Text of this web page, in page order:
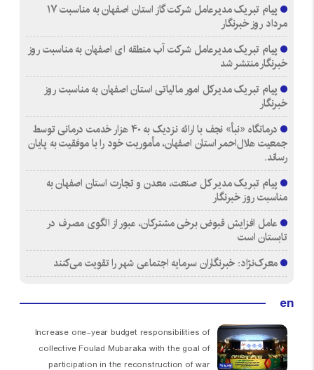
پیام تبریک مدیرعامل شرکت گاز استان اصفهان به مناسبت ۱۷
مرداد روز خبرنگار
پیام تبریک مدیرعامل شرکت آب منطقه ای اصفهان به مناسبت روز
خبرنگار منتشر شد
پیام تبریک مدیرکل امور مالیاتی استان اصفهان به مناسبت روز
خبرنگار
درمانگاه «نبأ» نجف با ارائه نزدیک به ۴۰ هزار خدمت درمانی توسط
جمعیت هلال‌احمر استان اصفهان، مأموریت خود را با موفقیت به پایان
رساند.
پیام تبریک مدیر کل صنعت، معدن و تجارت استان اصفهان به
مناسبت روز خبرنگار
عامل افزایش قبوض برخی مشترکان، عبور از الگوی مصرف در
تابستان است
معرک‌نژاد: خبرنگاران سرمایه اجتماعی شهر را تقویت می‌کنند
en
Increase one-year budget responsibilities of
collective Foulad Mubaraka with the goal of
participation in the reconstruction of war